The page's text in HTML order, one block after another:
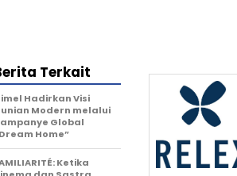
Terkait
Hadirkan Visi
Modern melalui
Global
Home”
Ketika